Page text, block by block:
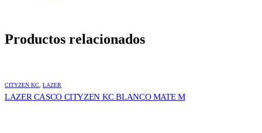
Productos relacionados
CITYZEN KC LAZER
LAZER CASCO CITYZEN KC BLANCO MATE M